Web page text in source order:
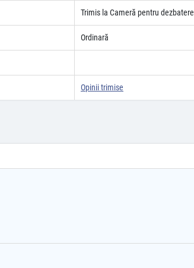
Trimis la Cameră pentru dezbatere
Ordinară
Opinii trimise